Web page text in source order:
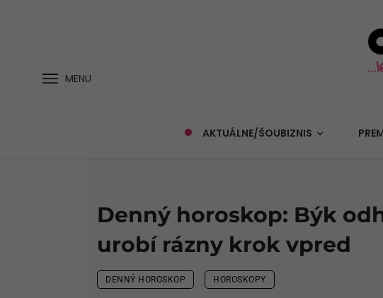
MENU
AKTUÁLNE/ŠOUBIZNIS
Denný horoskop: Býk
urobí rázny krok vpred
DENNÝ HOROSKOP HOROSKOPY